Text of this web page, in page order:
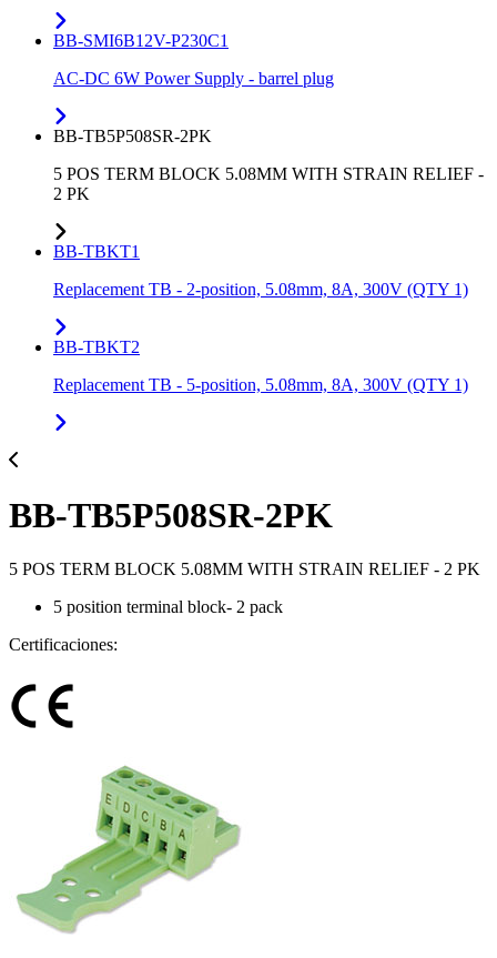
BB-SMI6B12V-P230C1
AC-DC 6W Power Supply - barrel plug
BB-TB5P508SR-2PK
5 POS TERM BLOCK 5.08MM WITH STRAIN RELIEF -
2 PK
BB-TBKT1
Replacement TB - 2-position, 5.08mm, 8A, 300V (QTY 1)
BB-TBKT2
Replacement TB - 5-position, 5.08mm, 8A, 300V (QTY 1)
BB-TB5P508SR-2PK
5 POS TERM BLOCK 5.08MM WITH STRAIN RELIEF - 2 PK
5 position terminal block- 2 pack
Certificaciones: